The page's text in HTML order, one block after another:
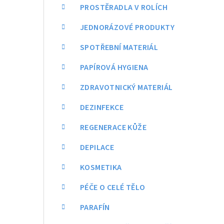
PROSTĚRADLA V ROLÍCH
JEDNORÁZOVÉ PRODUKTY
SPOTŘEBNÍ MATERIÁL
PAPÍROVÁ HYGIENA
ZDRAVOTNICKÝ MATERIÁL
DEZINFEKCE
REGENERACE KŮŽE
DEPILACE
KOSMETIKA
PÉČE O CELÉ TĚLO
PARAFÍN